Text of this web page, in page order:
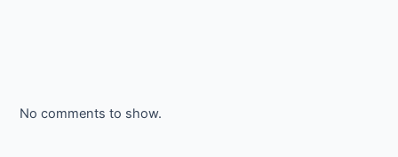
No comments to show.